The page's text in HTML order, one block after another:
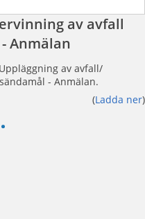
av avfall
Anmälan
av avfall/
- Anmälan.
(Ladda ner)